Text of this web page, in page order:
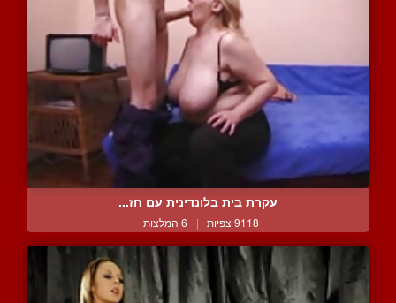
עקרת בית בלונדינית עם חז...
9118 צפיות | 6 המלצות